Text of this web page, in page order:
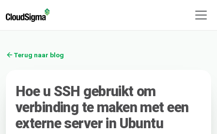
Terug naar blog
Hoe u SSH gebruikt om
verbinding te maken met een
externe server in Ubuntu